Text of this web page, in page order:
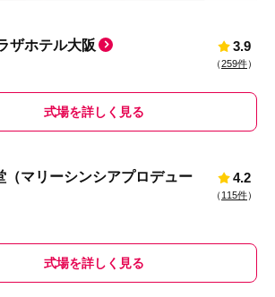
ザホテル大阪 3.9
（259件）
式場を詳しく見る
（マリーシンシアプロデュー
4.2
（ 115件）
式場を詳しく見る